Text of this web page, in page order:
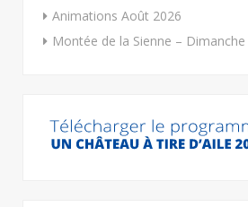
Animations Août 2026
Montée de la Sienne –